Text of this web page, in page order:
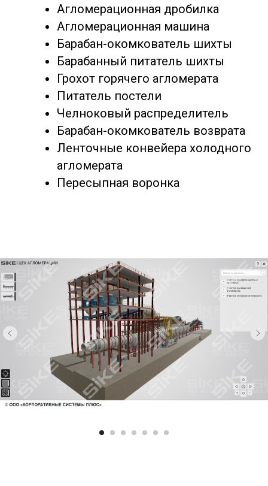
Агломерационная дробилка
Агломерационная машина
Барабан-окомкователь шихты
Барабанный питатель шихты
Грохот горячего агломерата
Питатель постели
Челноковый распределитель
Барабан-окомкователь возврата
Ленточные конвейера холодного
агломерата
Пересыпная воронка